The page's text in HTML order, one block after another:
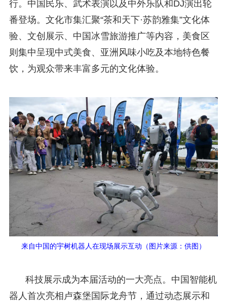
行。中国民乐、武术表演以及中外乐队和DJ演出轮
番登场。文化市集汇聚“茶和天下·苏韵雅集”文化体
验、文创展示、中国冰雪旅游推广等内容，美食区
则集中呈现中式美食、亚洲风味小吃及本地特色餐
饮，为观众带来丰富多元的文化体验。
来自中国的宇树机器人在现场展示互动（图片来源：供图）
科技展示成为本届活动的一大亮点。中国智能机
器人首次亮相卢森堡国际龙舟节，通过动态展示和